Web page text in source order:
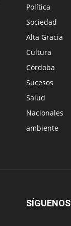
Política
Sociedad
Alta Gracia
Cultura
Córdoba
Sucesos
Salud
Nacionales
ambiente
SÍGUENOS